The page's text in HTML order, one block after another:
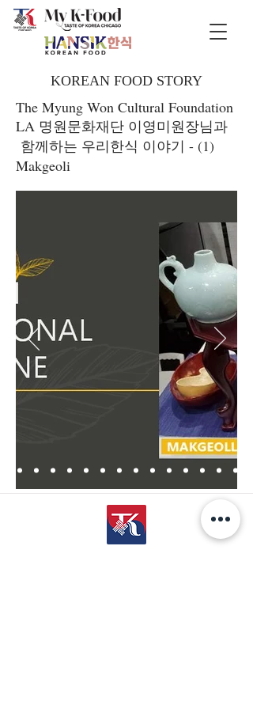
KOREAN FOOD STORY
The Myung Won Cultural Foundation
LA 명원문화재단 이영미원장님과
함께하는 우리한식 이야기 - (1)
Makgeoli